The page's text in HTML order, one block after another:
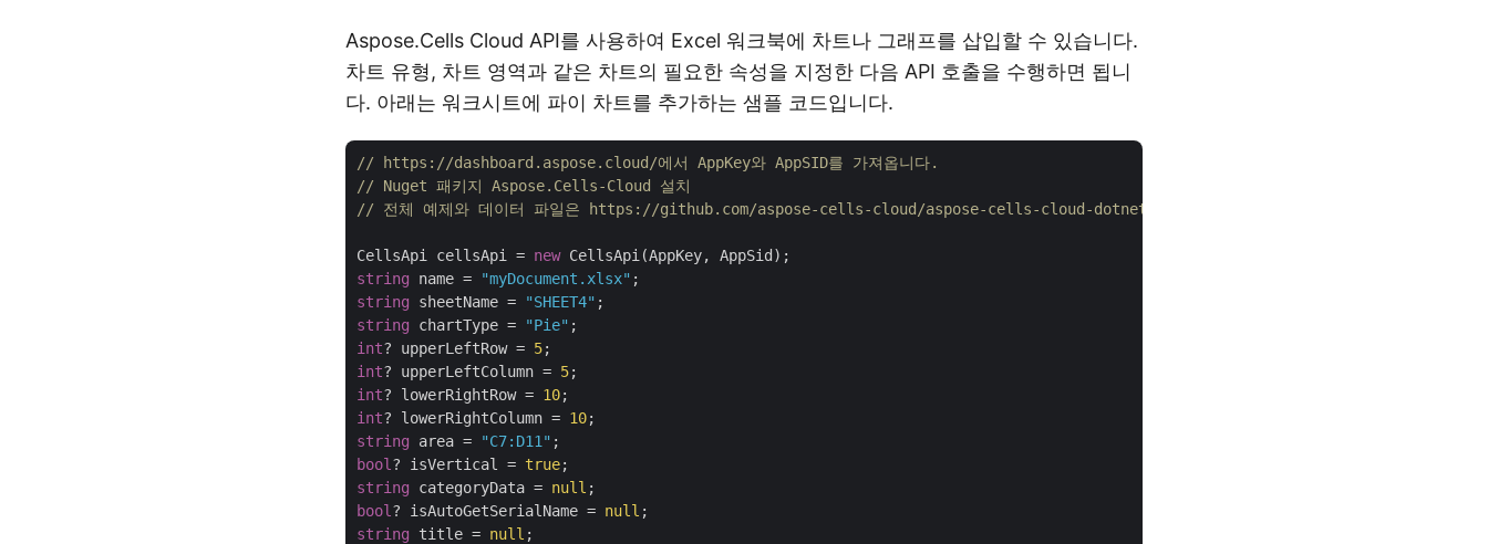
Aspose.Cells Cloud API를 사용하여 Excel 워크북에 차트나 그래프를 삽입할 수 있습니다.
차트 유형, 차트 영역과 같은 차트의 필요한 속성을 지정한 다음 API 호출을 수행하면 됩니
다. 아래는 워크시트에 파이 차트를 추가하는 샘플 코드입니다.
// https://dashboard.aspose.cloud/에서 AppKey와 AppSID를 가져옵니다.
// Nuget 패키지 Aspose.Cells-Cloud 설치
// 전체 예제와 데이터 파일은 https://github.com/aspose-cells-cloud/aspose-cells-cloud-dotnet에서 확인하세요.
CellsApi cellsApi = new
string name = "myDocument.xlsx"
string sheetName = "SHEET4"
string chartType = "Pie"
int? upperLeftRow = 5
int? upperLeftColumn = 5
int? lowerRightRow = 10
int? lowerRightColumn = 10
string area = "C7:D11"
bool ? isVertical = true
string categoryData = null
bool ? isAutoGetSerialName = null
string title = null